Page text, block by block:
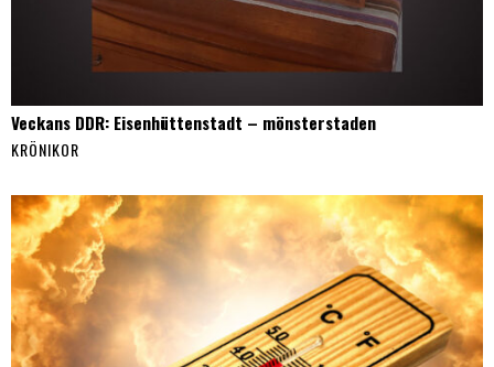
Veckans DDR: Eisenhüttenstadt – mönsterstaden
KRÖNIKOR